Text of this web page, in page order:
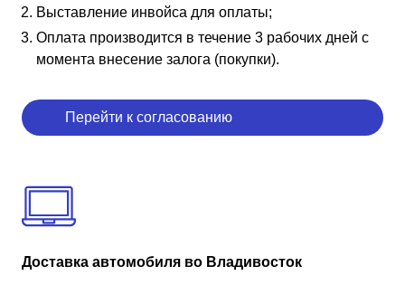
Выставление инвойса для оплаты;
Оплата производится в течение 3 рабочих дней с
момента внесение залога (покупки).
Перейти к согласованию
Доставка автомобиля во Владивосток